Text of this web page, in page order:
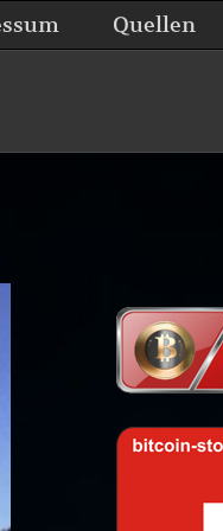
Quellen